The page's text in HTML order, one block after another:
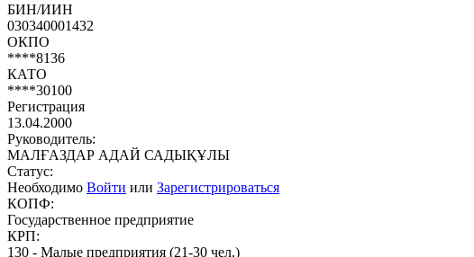
БИН/ИИН
030340001432
ОКПО
****8136
КАТО
****30100
Регистрация
13.04.2000
Руководитель:
МАЛҒАЗДАР АДАЙ САДЫҚҰЛЫ
Статус:
Необходимо Войти или Зарегистрироваться
КОПФ:
Государственное предприятие
КРП:
130 - Малые предприятия (21-30 чел.)